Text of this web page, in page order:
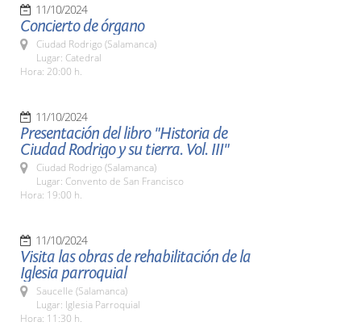
11/10/2024
Concierto de órgano
Ciudad Rodrigo (Salamanca)
Lugar: Catedral
Hora: 20:00 h.
11/10/2024
Presentación del libro "Historia de
Ciudad Rodrigo y su tierra. Vol. III"
Ciudad Rodrigo (Salamanca)
Lugar: Convento de San Francisco
Hora: 19:00 h.
11/10/2024
Visita las obras de rehabilitación de la
Iglesia parroquial
Saucelle (Salamanca)
Lugar: Iglesia Parroquial
Hora: 11:30 h.